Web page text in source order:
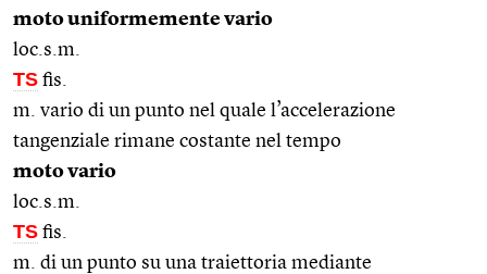
moto uniformemente vario
loc.s.m.
TS fis.
m. vario di un punto nel quale l’accelerazione
tangenziale rimane costante nel tempo
moto vario
loc.s.m.
TS fis.
m. di un punto su una traiettoria mediante